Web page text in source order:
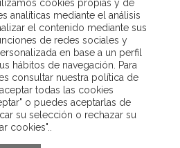
cookies propias y de
analíticas mediante el análisis
el contenido mediante sus
de redes sociales y
en base a un perfil
hábitos de navegación. Para
consultar nuestra política de
aceptar todas las cookies
o puedes aceptarlas de
su selección o rechazar su
cookies"..